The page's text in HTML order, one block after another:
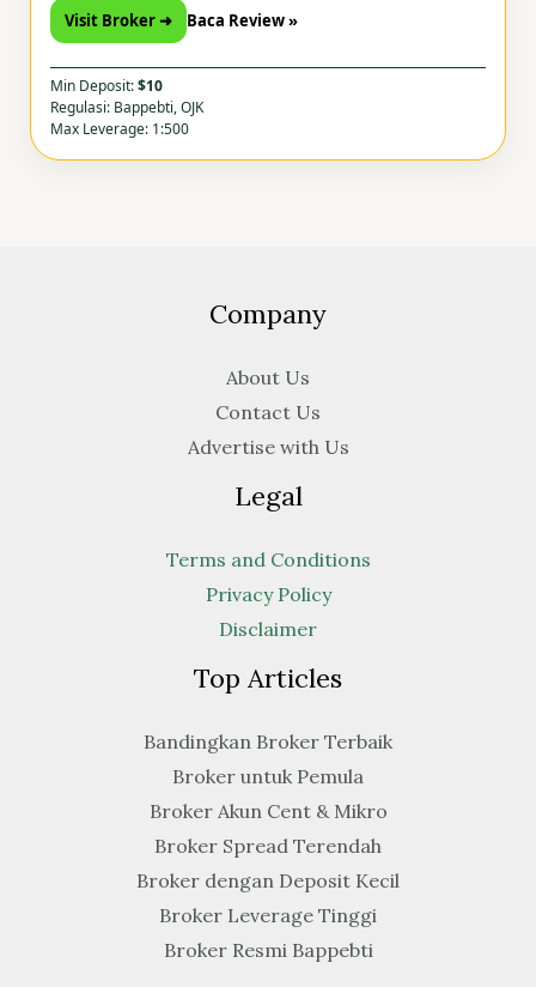
Visit Broker ➜ Baca Review »
Min Deposit:$10
Regulasi: Bappebti, OJK
Max Leverage: 1:500
Company
About Us
Contact Us
Advertise with Us
Legal
Terms and Conditions
Privacy Policy
Disclaimer
Top Articles
Bandingkan Broker Terbaik
Broker untuk Pemula
Broker Akun Cent & Mikro
Broker Spread Terendah
Broker dengan Deposit Kecil
Broker Leverage Tinggi
Broker Resmi Bappebti